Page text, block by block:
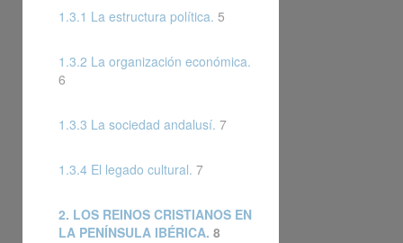
1.3.1 La estructura política. 5
1.3.2 La organización económica.
6
1.3.3 La sociedad andalusí. 7
1.3.4 El legado cultural. 7
2. LOS REINOS CRISTIANOS EN
LA PENÍNSULA IBÉRICA. 8